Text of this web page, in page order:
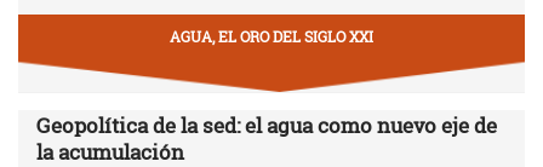
AGUA, EL ORO DEL SIGLO XXI
Geopolítica de la sed: el agua como nuevo eje de
la acumulación